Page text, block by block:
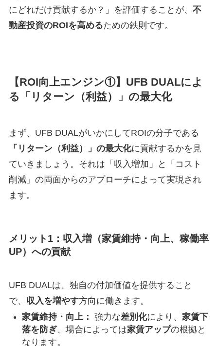
にどれだけ貢献するか？」を評価することが、 不
動産投資のROIを高めるための鉄則です。
【ROI向上エンジン①】UFB DUALによ
る「リターン（利益）」の最大化
まず、UFB DUALがいかにしてROIの分子である
「リターン（利益）」の最大化に貢献するかを見
ていきましょう。それは「収入増加」と「コスト
削減」の両面からのアプローチによって実現され
ます。
メリット1： 収入増（家賃維持・向上、稼働率
UP）への貢献
UFB DUALは、独自の付加価値を提供すること
で、 収入を増やす方向に働きます。
家賃維持・向上： 強力な差別化により、 家賃下
落を防ぎ、場合によっては家賃アップの根拠と
なります。